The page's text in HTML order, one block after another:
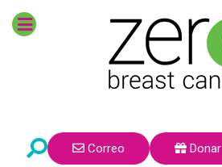
Correo Donar